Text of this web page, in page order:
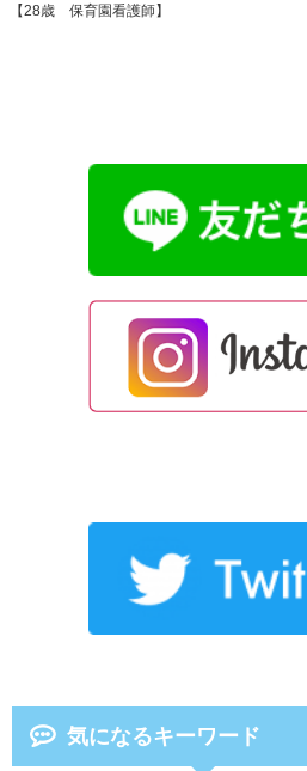
【28歳 保育園看護師】
気になるキーワード